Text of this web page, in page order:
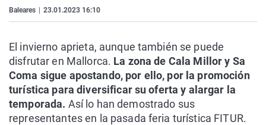
Baleares 23.01.2023 16:10
El invierno aprieta, aunque también se puede
disfrutar en Mallorca. La zona de Cala Millor y Sa
Coma sigue apostando, por ello, por la promoción
turística para diversificar su oferta y alargar la
temporada. Así lo han demostrado sus
representantes en la pasada feria turística FITUR.